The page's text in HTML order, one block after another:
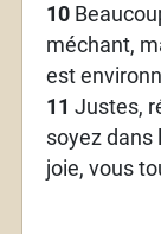
10
méchant,
est
11 Justes,
soyez dans
joie, vous